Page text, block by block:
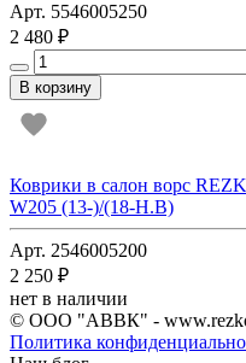
Арт. 5546005250
2 480 ₽
В корзину
Коврики в салон ворс
W205 (13-)/(18-Н.В)
Арт. 2546005200
2 250 ₽
нет в наличии
© ООО "АВВК" -
Политика